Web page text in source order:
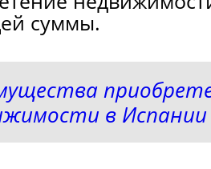
суммы.
в Испании